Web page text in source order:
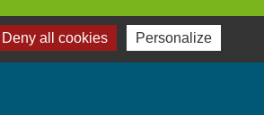
Deny all cookies Personalize